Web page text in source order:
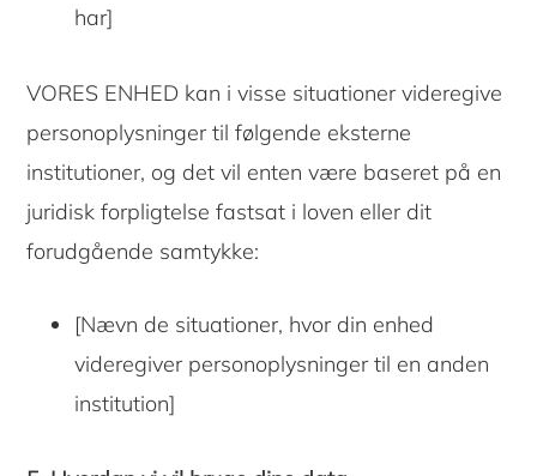
har]
VORES ENHED kan i visse situationer videregive
personoplysninger til følgende eksterne
institutioner, og det vil enten være baseret på en
juridisk forpligtelse fastsat i loven eller dit
forudgående samtykke:
[Nævn de situationer, hvor din enhed
videregiver personoplysninger til en anden
institution]